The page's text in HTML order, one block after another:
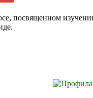
посвященном